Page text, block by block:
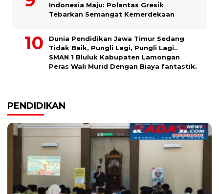
Indonesia Maju: Polantas Gresik
Tebarkan Semangat Kemerdekaan
Dunia Pendidikan Jawa Timur Sedang
Tidak Baik, Pungli Lagi, Pungli Lagi..
SMAN 1 Bluluk Kabupaten Lamongan
Peras Wali Murid Dengan Biaya fantastik.
PENDIDIKAN